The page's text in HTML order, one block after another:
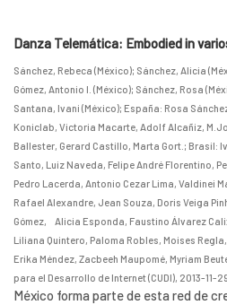
Danza Telemática: Embodied in
Sánchez, Rebeca (México); Sánchez, Alicia
Gómez, Antonio I. (México); Sánchez, Rosa
Santana, Ivani (México); España: Rosa
Koniclab, Victoria Macarte, Adolf Alcañiz,
Ballester, Gerard Castillo, Marta Gort. ; Brasil:
Santo, Luiz Naveda, Felipe André Florentino,
Pedro Lacerda, Antonio Cezar Lima, Valdinei
Rafael Alexandre, Jean Souza, Doris Veiga
Gómez, Alicia Esponda, Faustino Álvarez
Liliana Quintero, Paloma Robles, Moises
Erika Méndez, Zacbeeh Maupomé, Myriam
para el Desarrollo de Internet (CUDI), 2013-11-29
México forma parte de esta red de